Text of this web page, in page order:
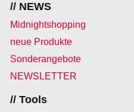
// NEWS
Midnightshopping
neue Produkte
Sonderangebote
NEWSLETTER
// Tools